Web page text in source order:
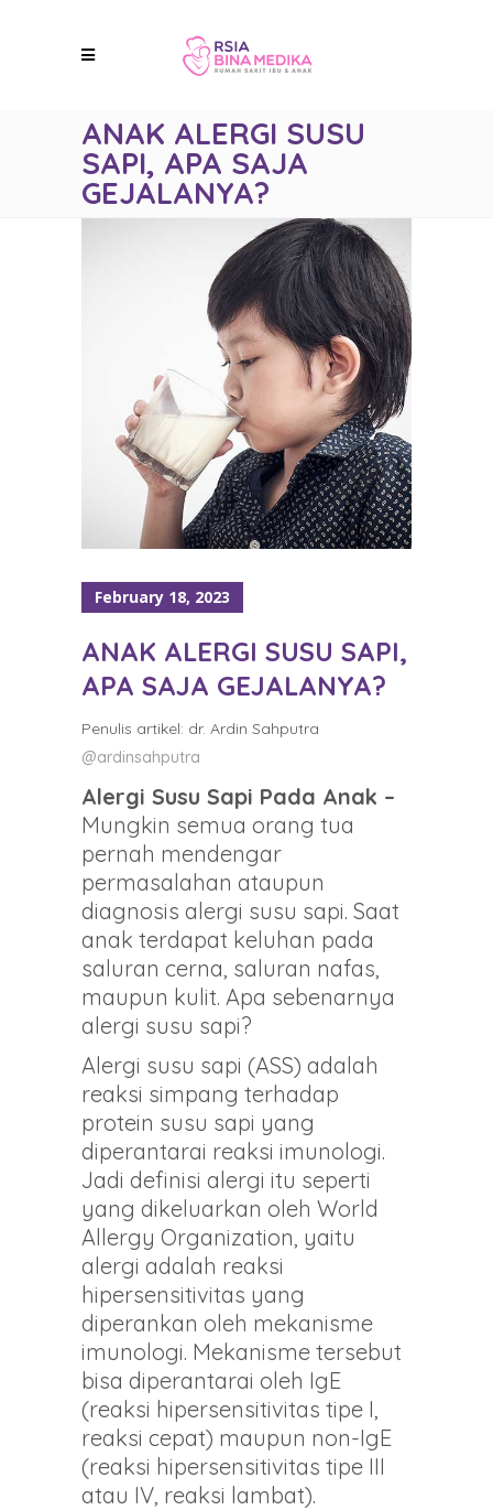
ANAK ALERGI SUSU
SAPI, APA SAJA
GEJALANYA?
February 18, 2023
ANAK ALERGI SUSU SAPI,
APA SAJA GEJALANYA?
Penulis artikel: dr. Ardin Sahputra
@ardinsahputra
Alergi Susu Sapi Pada Anak –
Mungkin semua orang tua
pernah mendengar
permasalahan ataupun
diagnosis alergi susu sapi. Saat
anak terdapat keluhan pada
saluran cerna, saluran nafas,
maupun kulit. Apa sebenarnya
alergi susu sapi?
Alergi susu sapi (ASS) adalah
reaksi simpang terhadap
protein susu sapi yang
diperantarai reaksi imunologi.
Jadi definisi alergi itu seperti
yang dikeluarkan oleh World
Allergy Organization, yaitu
alergi adalah reaksi
hipersensitivitas yang
diperankan oleh mekanisme
imunologi. Mekanisme tersebut
bisa diperantarai oleh IgE
(reaksi hipersensitivitas tipe I,
reaksi cepat) maupun non-IgE
(reaksi hipersensitivitas tipe III
atau IV, reaksi lambat).